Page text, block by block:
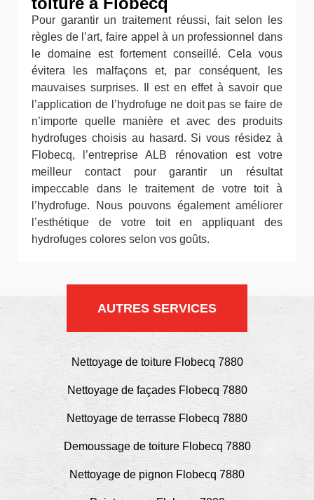
Pour garantir un traitement réussi, fait selon les
règles de l’art, faire appel à un professionnel dans
le domaine est fortement conseillé. Cela vous
évitera les malfaçons et, par conséquent, les
mauvaises surprises. Il est en effet à savoir que
l’application de l’hydrofuge ne doit pas se faire de
n’importe quelle manière et avec des produits
hydrofuges choisis au hasard. Si vous résidez à
Flobecq, l’entreprise ALB rénovation est votre
meilleur contact pour garantir un résultat
impeccable dans le traitement de votre toit à
l’hydrofuge. Nous pouvons également améliorer
l’esthétique de votre toit en appliquant des
hydrofuges colores selon vos goûts.
AUTRES SERVICES
Nettoyage de toiture Flobecq 7880
Nettoyage de façades Flobecq 7880
Nettoyage de terrasse Flobecq 7880
Demoussage de toiture Flobecq 7880
Nettoyage de pignon Flobecq 7880